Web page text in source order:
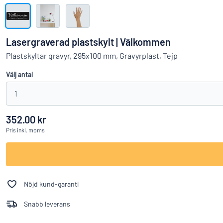
Visa alla kategorier
Logga
in
Kundservice
Privatperson
Lasergraverad plastskylt | Välkommen
Plastskyltar gravyr, 295x100 mm, Gravyrplast, Tejp
Välj antal
1
352.00 kr
Pris inkl. moms
Nöjd kund-garanti
Snabb leverans